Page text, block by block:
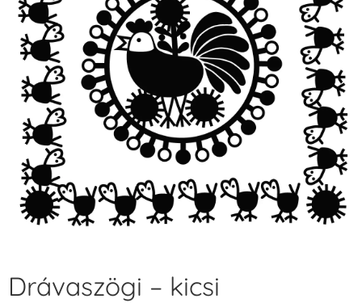
Drávaszögi – kicsi